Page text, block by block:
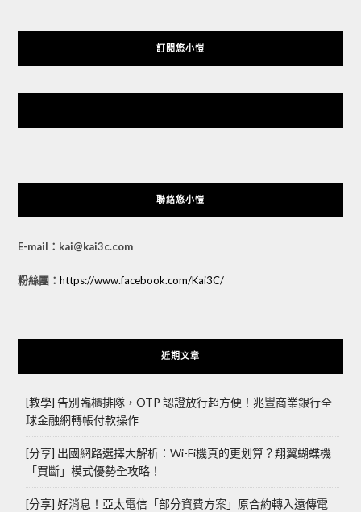
訂閱悠小愷
聯絡悠小愷
E-mail：kai@kai3c.com
粉絲團： https://www.facebook.com/Kai3C/
近期文章
[教學] 告別臨櫃排隊，OTP 認證放行超方便！兆豐商業銀行全
球金融網轉帳付款操作
[分享] 出國網路選擇大解析：Wi-Fi機真的更划算？翔翼蝴蝶機
「買斷」模式優勢全攻略！
[分享] 好消息！亞太電信「部分資費方案」原合約轉入遠傳電